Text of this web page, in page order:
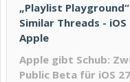
„Playlist
Similar Threads -
Apple
Apple gibt Schub:
Public Beta für iOS